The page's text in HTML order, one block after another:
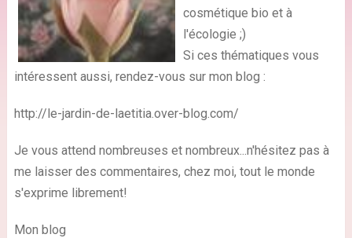
cosmétique bio et à
l'écologie ;)
Si ces thématiques vous
intéressent aussi, rendez-vous sur mon blog :
http://le-jardin-de-laetitia.over-blog.com/
Je vous attend nombreuses et nombreux...n'hésitez pas à
me laisser des commentaires, chez moi, tout le monde
s'exprime librement!
Mon blog